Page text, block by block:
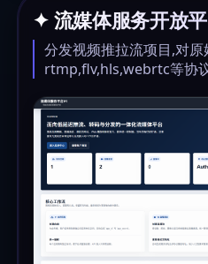
✦ 流媒体服务开放
分发视频推拉流项目,对
rtmp,flv,hls,webrtc等协